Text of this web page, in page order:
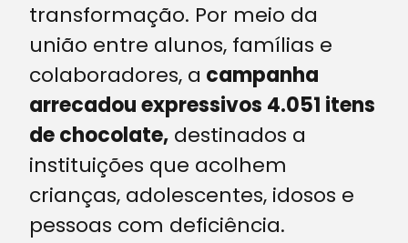
transformação. Por meio da
união entre alunos, famílias e
colaboradores, a campanha
arrecadou expressivos 4.051 itens
de chocolate, destinados a
instituições que acolhem
crianças, adolescentes, idosos e
pessoas com deficiência.